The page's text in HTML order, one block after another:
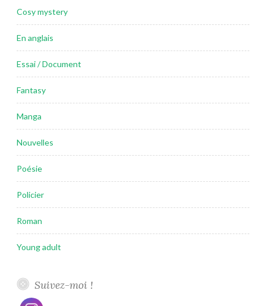
Cosy mystery
En anglais
Essai / Document
Fantasy
Manga
Nouvelles
Poésie
Policier
Roman
Young adult
Suivez-moi !